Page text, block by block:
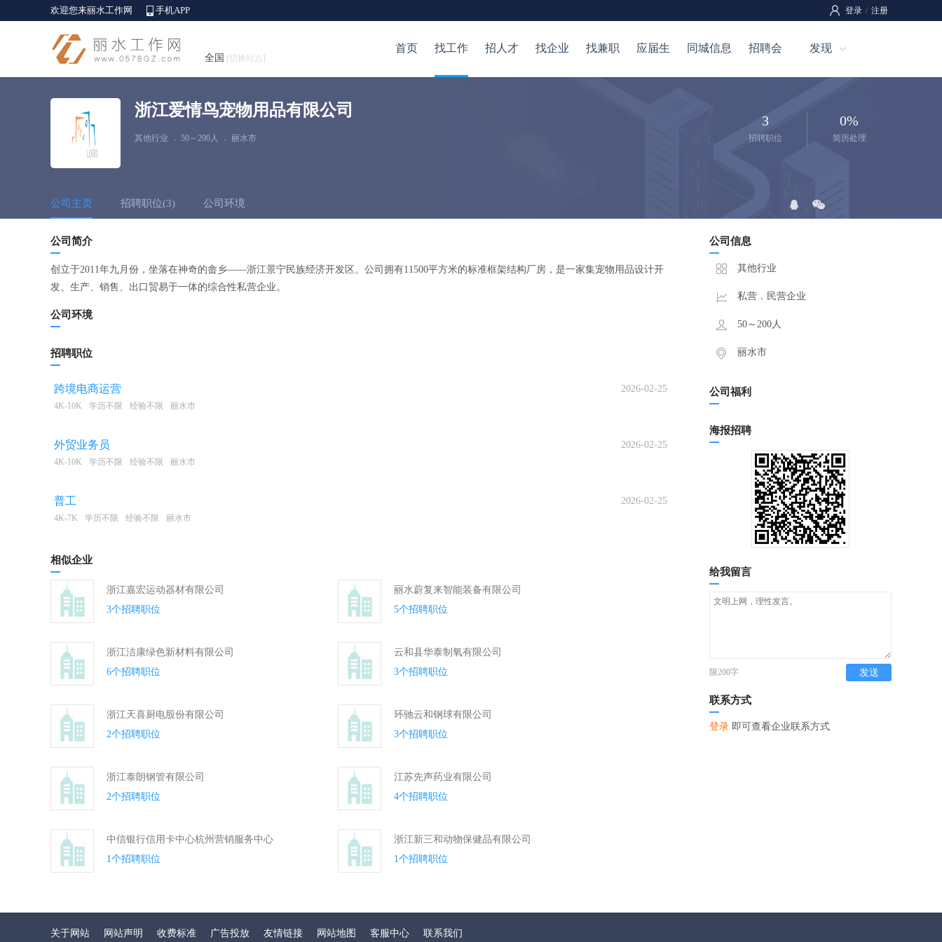
欢迎您来丽水工作网 手机APP 登录 / 注册
全国 [切换站点]
首页 找工作 招人才 找企业 找兼职 应届生 同城信息 招聘会 发现
浙江爱情鸟宠物用品有限公司
其他行业 ． 50～200人 ． 丽水市
3
招聘职位
0%
简历处理
公司主页 招聘职位(3) 公司环境
公司简介
创立于2011年九月份，坐落在神奇的畲乡——浙江景宁民族经济开发区。公司拥有11500平方米的标准框架结构厂房，是一家集宠物用品设计开
发、生产、销售、出口贸易于一体的综合性私营企业。
公司环境
招聘职位
跨境电商运营 2026-02-25
4K-10K 学历不限 经验不限 丽水市
外贸业务员 2026-02-25
4K-10K 学历不限 经验不限 丽水市
普工 2026-02-25
4K-7K 学历不限 经验不限 丽水市
相似企业
浙江嘉宏运动器材有限公司
3个招聘职位
丽水蔚复来智能装备有限公司
5个招聘职位
浙江洁康绿色新材料有限公司
6个招聘职位
云和县华泰制氧有限公司
3个招聘职位
浙江天喜厨电股份有限公司
2个招聘职位
环驰云和钢球有限公司
3个招聘职位
浙江泰朗钢管有限公司
2个招聘职位
江苏先声药业有限公司
4个招聘职位
中信银行信用卡中心杭州营销服务中心
1个招聘职位
浙江新三和动物保健品有限公司
1个招聘职位
公司信息
其他行业
私营．民营企业
50～200人
丽水市
公司福利
海报招聘
给我留言
限200字 发送
联系方式
登录 即可查看企业联系方式
关于网站 网站声明 收费标准 广告投放 友情链接 网站地图 客服中心 联系我们